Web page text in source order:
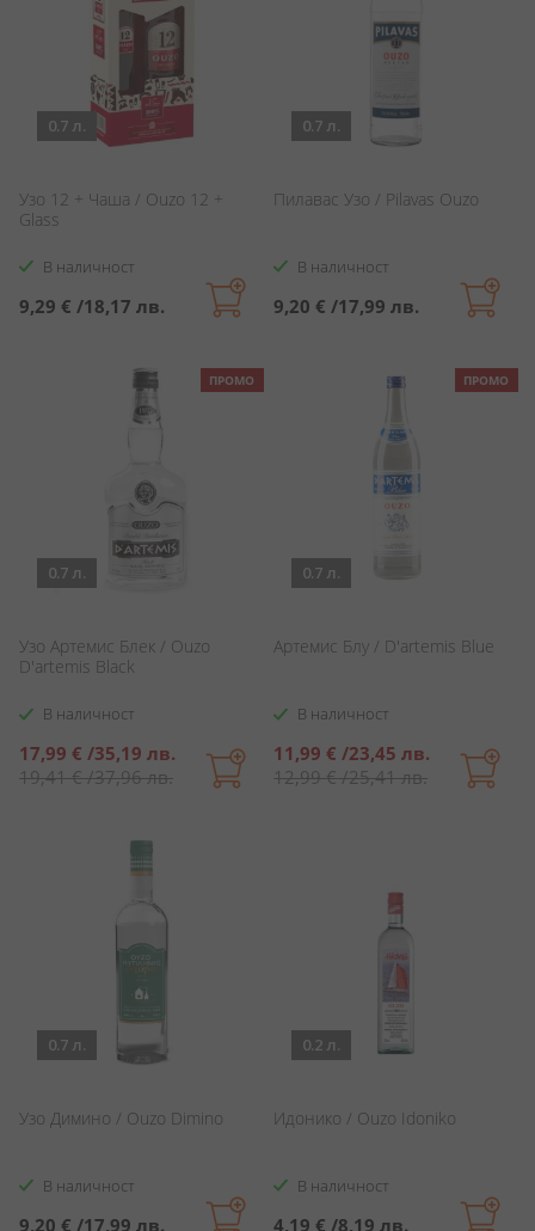
0.7 л.
Узо 12 + Чаша / Ouzo 12 +
Glass
В наличност
9,29 € /18,17 лв.
0.7 л.
Пилавас Узо / Pilavas Ouzo
В наличност
9,20 € /17,99 лв.
ПРОМО
0.7 л.
Узо Артемис Блек / Ouzo
D'artemis Black
В наличност
Специална
цена
17,99 € /35,19 лв.
19,41 €/37,96 лв.
ПРОМО
0.7 л.
Артемис Блу / D'artemis Blue
В наличност
Специална
цена
11,99 € /23,45 лв.
12,99 €/25,41 лв.
0.7 л.
Узо Димино / Ouzo Dimino
В наличност
9,20 € /17,99 лв.
0.2 л.
Идонико / Ouzo Idoniko
В наличност
4,19 € /8,19 лв.